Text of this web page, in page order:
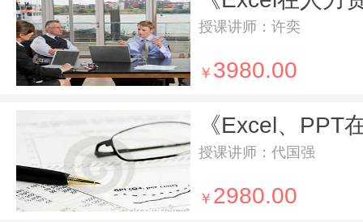
授课讲师：许奕
￥ 3980.00
授课讲师：代国强
￥ 2980.00